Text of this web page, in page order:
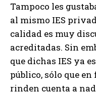
Tampoco les
al mismo IES
calidad es muy
acreditadas. Sin
que dichas IES ya
público, sólo que en
rinden cuenta a